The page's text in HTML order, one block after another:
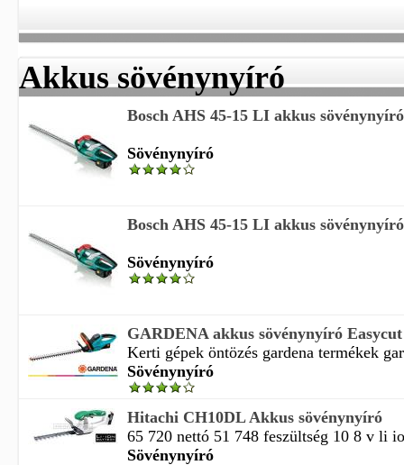
Akkus sövénynyíró
Bosch AHS 45-15 LI akkus sövénynyíró
Sövénynyíró
Bosch AHS 45-15 LI akkus sövénynyíró
Sövénynyíró
GARDENA akkus sövénynyíró
Kerti gépek öntözés gardena termékek
Sövénynyíró
Hitachi CH10DL Akkus sövénynyíró
65 720 nettó 51 748 feszültség 10 8 v li
Sövénynyíró